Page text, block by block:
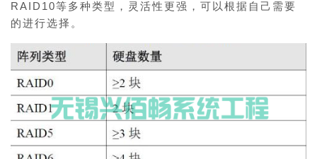
RAID10等多种类型，灵活性 更强，可以根据自己需要
的进行选择。